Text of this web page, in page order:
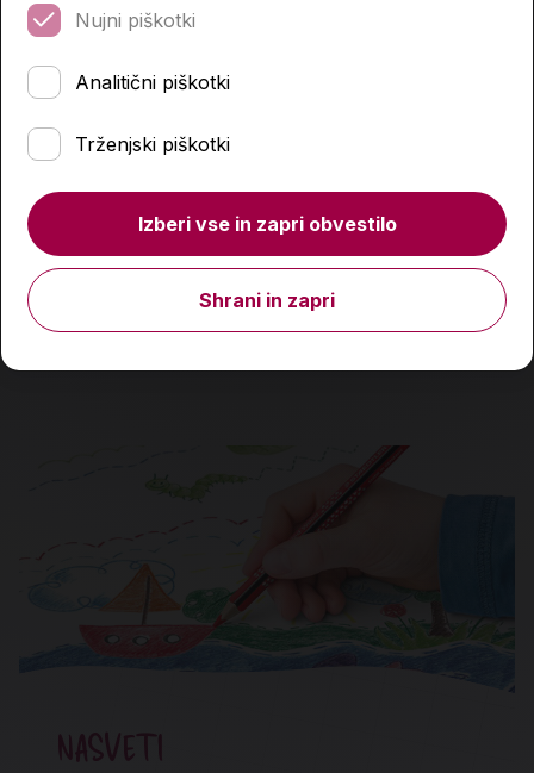
Kartuša, HP, F6U66AE, črna, original
30,99 €
NASVETI
Nujni piškotki
Analitični piškotki
Trženjski piškotki
Izberi vse in zapri obvestilo
Shrani in zapri